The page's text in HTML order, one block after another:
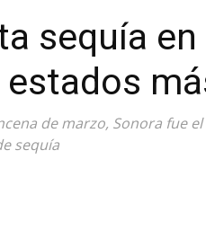
sequía
de marzo, Sonora fue
sequía